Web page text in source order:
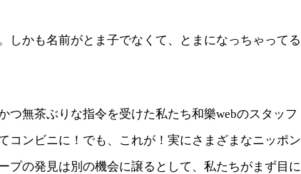
しかも名前がとま子でなくて、とまになっちゃってる
つ無茶ぶりな指令を受けた私たち和樂webのスタッフ
コンビニに！でも、これが！実にさまざまなニッポン
プの発見は別の機会に譲るとして、私たちがまず目に